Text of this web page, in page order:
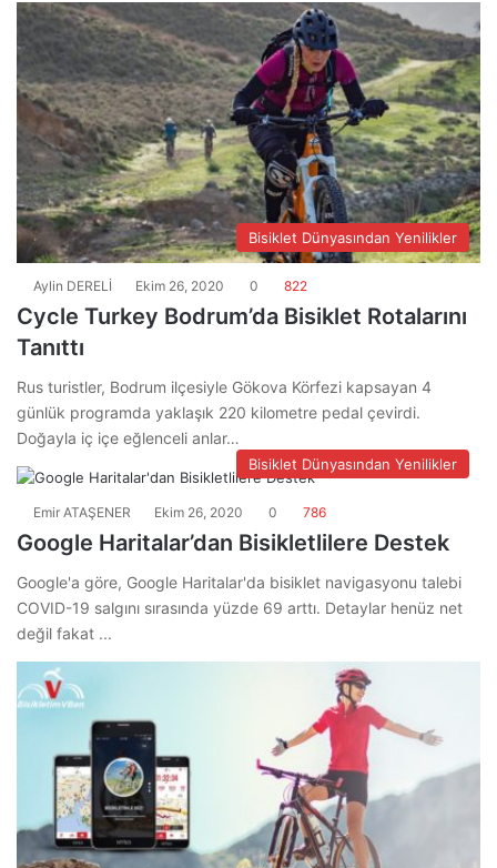
Bisiklet Dünyasından Yenilikler
Aylin DERELİ Ekim 26, 2020 0 822
Cycle Turkey Bodrum’da Bisiklet Rotalarını
Tanıttı
Rus turistler, Bodrum ilçesiyle Gökova Körfezi kapsayan 4
günlük programda yaklaşık 220 kilometre pedal çevirdi.
Doğayla iç içe eğlenceli anlar…
Bisiklet Dünyasından Yenilikler
Emir ATAŞENER Ekim 26, 2020 0 786
Google Haritalar’dan Bisikletlilere Destek
Google'a göre, Google Haritalar'da bisiklet navigasyonu talebi
COVID-19 salgını sırasında yüzde 69 arttı. Detaylar henüz net
değil fakat ...